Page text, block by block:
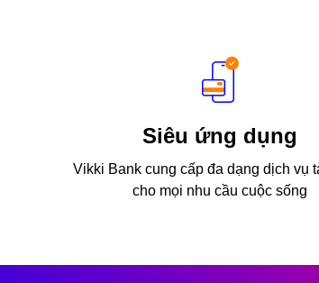
Siêu ứng dụng
Vikki Bank cung cấp đa dạng dịch vụ
cho mọi nhu cầu cuộc sống